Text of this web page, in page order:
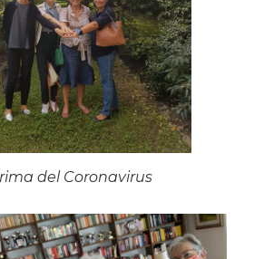
del Coronavirus